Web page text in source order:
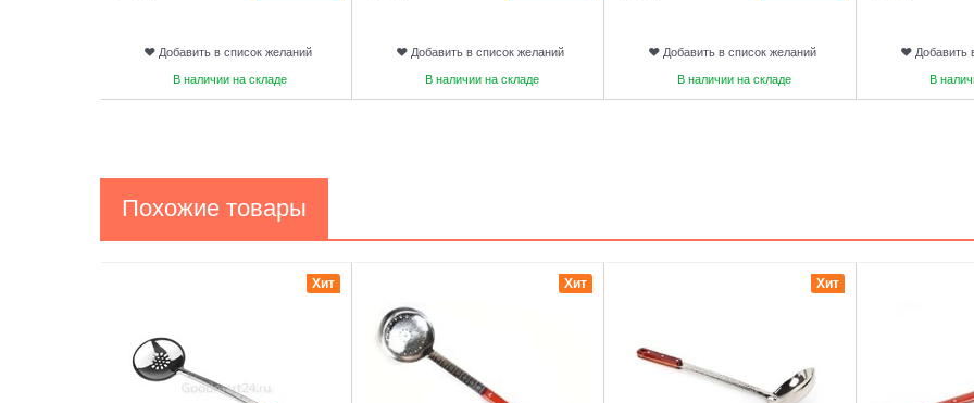
Добавить в список желаний
В наличии на складе
Добавить в список желаний
В наличии на складе
Добавить в список желаний
В наличии на складе
Добавить
В
Похожие товары
Хит Хит Хит